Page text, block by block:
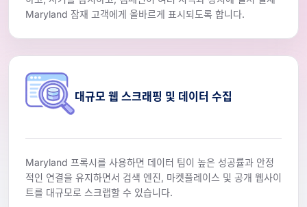
Maryland 잠재 고객에게 올바르게 표시되도록 합니다.
대규모 웹 스크래핑 및 데이터 수집
Maryland 프록시를 사용하면 데이터 팀이 높은 성공률과 안정
적인 연결을 유지하면서 검색 엔진, 마켓플레이스 및 공개 웹사이
트를 대규모로 스크랩할 수 있습니다.